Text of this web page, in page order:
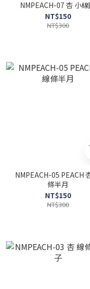
NMPEACH-07 杏 小線
NT$150
NT$300
NMPEACH-05 PEACH
條半月
NT$150
NT$300